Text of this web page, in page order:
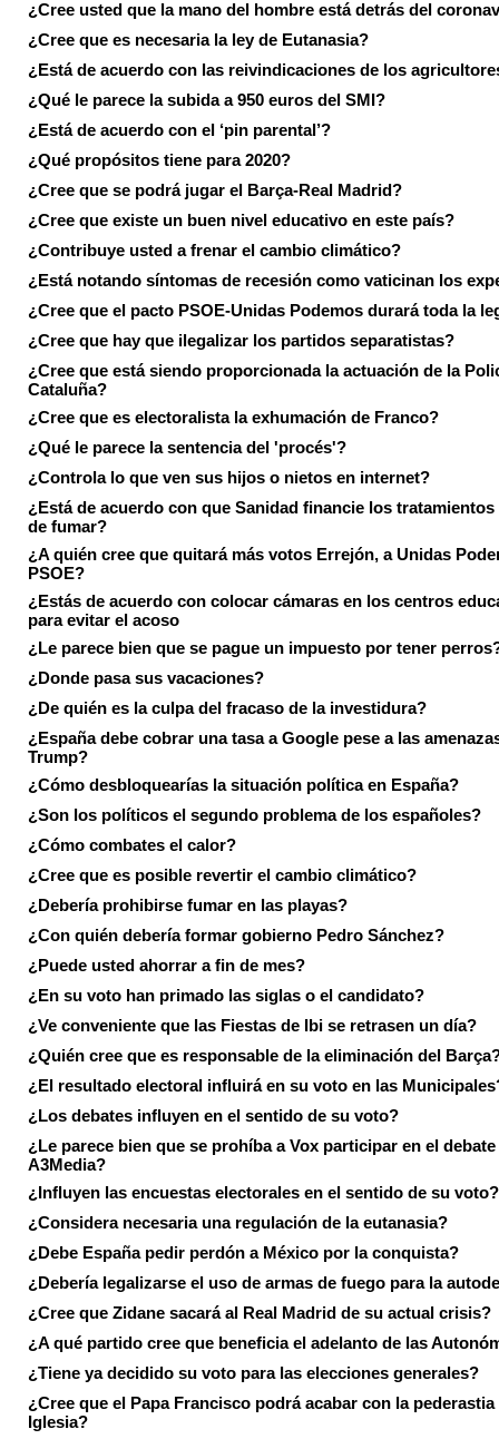
¿Cree usted que la mano del hombre está detrás del
¿Cree que es necesaria la ley de Eutanasia?
¿Está de acuerdo con las reivindicaciones de los
¿Qué le parece la subida a 950 euros del SMI?
¿Está de acuerdo con el ‘pin parental’?
¿Qué propósitos tiene para 2020?
¿Cree que se podrá jugar el Barça-Real Madrid?
¿Cree que existe un buen nivel educativo en este país?
¿Contribuye usted a frenar el cambio climático?
¿Está notando síntomas de recesión como vaticinan los
¿Cree que el pacto PSOE-Unidas Podemos durará toda la
¿Cree que hay que ilegalizar los partidos separatistas?
¿Cree que está siendo proporcionada la actuación de la
Cataluña?
¿Cree que es electoralista la exhumación de Franco?
¿Qué le parece la sentencia del 'procés'?
¿Controla lo que ven sus hijos o nietos en internet?
¿Está de acuerdo con que Sanidad financie los tratamientos
de fumar?
¿A quién cree que quitará más votos Errejón, a Unidas
PSOE?
¿Estás de acuerdo con colocar cámaras en los centros
para evitar el acoso
¿Le parece bien que se pague un impuesto por tener
¿Donde pasa sus vacaciones?
¿De quién es la culpa del fracaso de la investidura?
¿España debe cobrar una tasa a Google pese a las
Trump?
¿Cómo desbloquearías la situación política en España?
¿Son los políticos el segundo problema de los españoles?
¿Cómo combates el calor?
¿Cree que es posible revertir el cambio climático?
¿Debería prohibirse fumar en las playas?
¿Con quién debería formar gobierno Pedro Sánchez?
¿Puede usted ahorrar a fin de mes?
¿En su voto han primado las siglas o el candidato?
¿Ve conveniente que las Fiestas de Ibi se retrasen un día?
¿Quién cree que es responsable de la eliminación del
¿El resultado electoral influirá en su voto en las
¿Los debates influyen en el sentido de su voto?
¿Le parece bien que se prohíba a Vox participar en el debate
A3Media?
¿Influyen las encuestas electorales en el sentido de su voto?
¿Considera necesaria una regulación de la eutanasia?
¿Debe España pedir perdón a México por la conquista?
¿Debería legalizarse el uso de armas de fuego para la
¿Cree que Zidane sacará al Real Madrid de su actual crisis?
¿A qué partido cree que beneficia el adelanto de las
¿Tiene ya decidido su voto para las elecciones generales?
¿Cree que el Papa Francisco podrá acabar con la pederastia
Iglesia?